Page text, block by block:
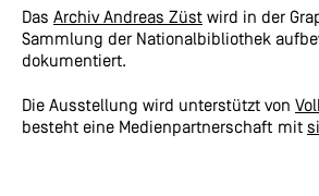
Das Archiv Andreas Züst wird in der
Sammlung der Nationalbibliothek
dokumentiert.
Die Ausstellung wird unterstützt von
besteht eine Medienpartnerschaft mit